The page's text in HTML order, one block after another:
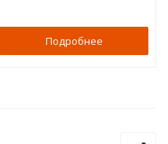
Подробнее